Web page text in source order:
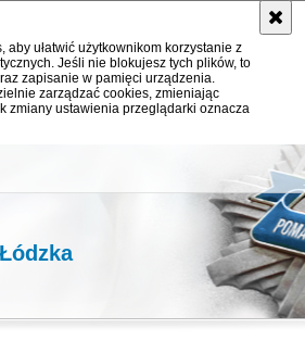
aby ułatwić użytkownikom korzystanie z
Jeśli nie blokujesz tych plików, to
zapisanie w pamięci urządzenia.
zarządzać cookies, zmieniając
zmiany ustawienia przeglądarki oznacza